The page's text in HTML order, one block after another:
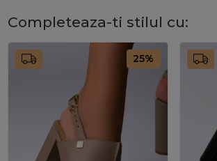
Completeaza-ti stilul cu:
25%